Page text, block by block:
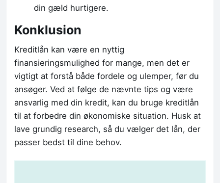
din gæld hurtigere.
Konklusion
Kreditlån kan være en nyttig
finansieringsmulighed for mange, men det er
vigtigt at forstå både fordele og ulemper, før du
ansøger. Ved at følge de nævnte tips og være
ansvarlig med din kredit, kan du bruge kreditlån
til at forbedre din økonomiske situation. Husk at
lave grundig research, så du vælger det lån, der
passer bedst til dine behov.